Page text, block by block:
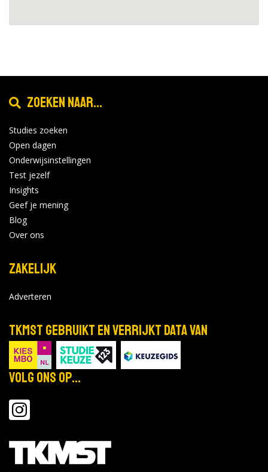
Zoeken naar...
Studies zoeken
Open dagen
Onderwijsinstellingen
Test jezelf
Insights
Geef je mening
Blog
Over ons
Zakelijk
Adverteren
TKMST gebruikt en verrijkt data van
Volg ons op...